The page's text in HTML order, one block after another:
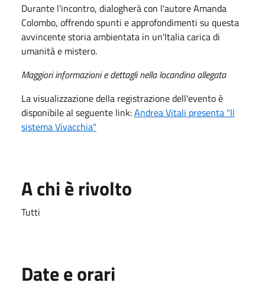
Durante l'incontro, dialogherà con l'autore Amanda
Colombo, offrendo spunti e approfondimenti su questa
avvincente storia ambientata in un'Italia carica di
umanità e mistero.
Maggiori informazioni e dettagli nella locandina allegata
La visualizzazione della registrazione dell'evento è
disponibile al seguente link:Andrea Vitali presenta "Il
sistema Vivacchia"
A chi è rivolto
Tutti
Date e orari